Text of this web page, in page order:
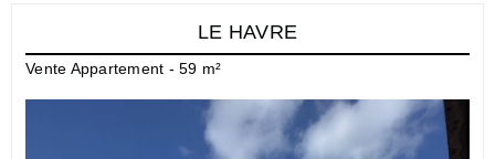
LE HAVRE
Vente Appartement - 59 m²